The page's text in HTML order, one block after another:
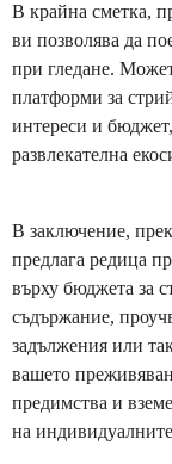
В крайна сметка,
ви позволява да
при гледане.
платформи за
интереси и
развлекателна
В заключение,
предлага редица
върху бюджета за
съдържание,
задължения или
вашето
предимства и
на